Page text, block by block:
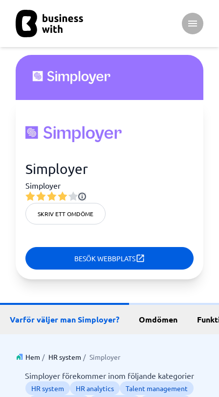
Open
Simployer
Simployer
SKRIV ETT OMDÖME
BESÖK WEBBPLATS
Varför väljer man Simployer? Omdömen
Hem / HR system / Simployer
Simployer förekommer inom följande kategorier
HR system HR analytics
Talent management